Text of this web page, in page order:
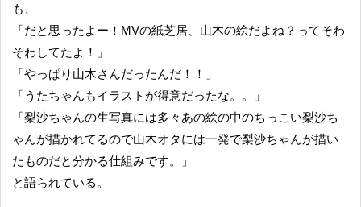
も、
「だと思ったよー！MVの紙芝居、山木の絵だよね？ってそわ
そわしてたよ！」
「やっぱり山木さんだったんだ！！」
「うたちゃんもイラストが得意だったな。。」
「梨沙ちゃんの生写真には多々あの絵の中のちっこい梨沙ち
ゃんが描かれてるので山木オタには一発で梨沙ちゃんが描い
たものだと分かる仕組みです。」
と語られている。